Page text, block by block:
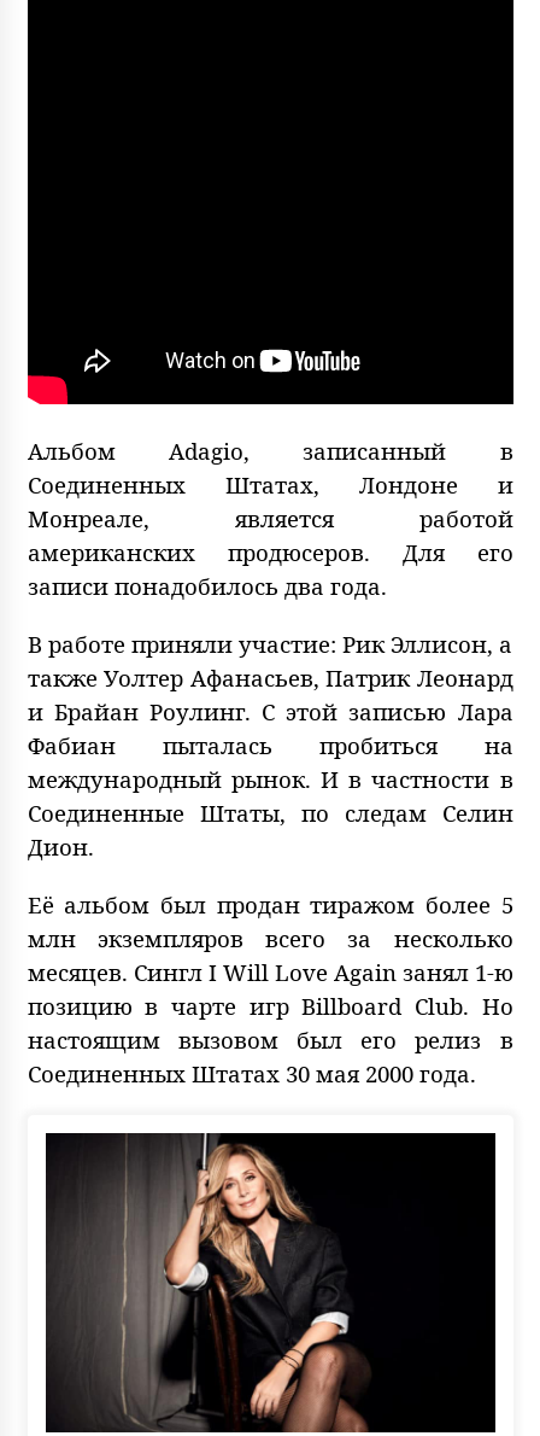
Альбом Adagio, записанный в
Соединенных Штатах, Лондоне и
Монреале, является работой
американских продюсеров. Для его
записи понадобилось два года.
В работе приняли участие: Рик Эллисон, а
также Уолтер Афанасьев, Патрик Леонард
и Брайан Роулинг. С этой записью Лара
Фабиан пыталась пробиться на
международный рынок. И в частности в
Соединенные Штаты, по следам Селин
Дион.
Её альбом был продан тиражом более 5
млн экземпляров всего за несколько
месяцев. Сингл I Will Love Again занял 1-ю
позицию в чарте игр Billboard Club. Но
настоящим вызовом был его релиз в
Соединенных Штатах 30 мая 2000 года.